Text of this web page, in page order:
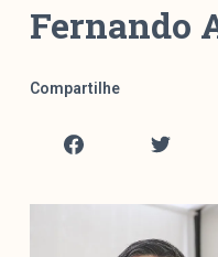
o
M Facebook
Livros
Arquivos
Fernando
Compartilhe